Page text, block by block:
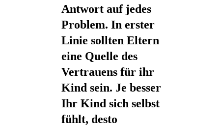
Antwort auf jedes
Problem. In erster
Linie sollten Eltern
eine Quelle des
Vertrauens für ihr
Kind sein. Je besser
Ihr Kind sich selbst
fühlt, desto